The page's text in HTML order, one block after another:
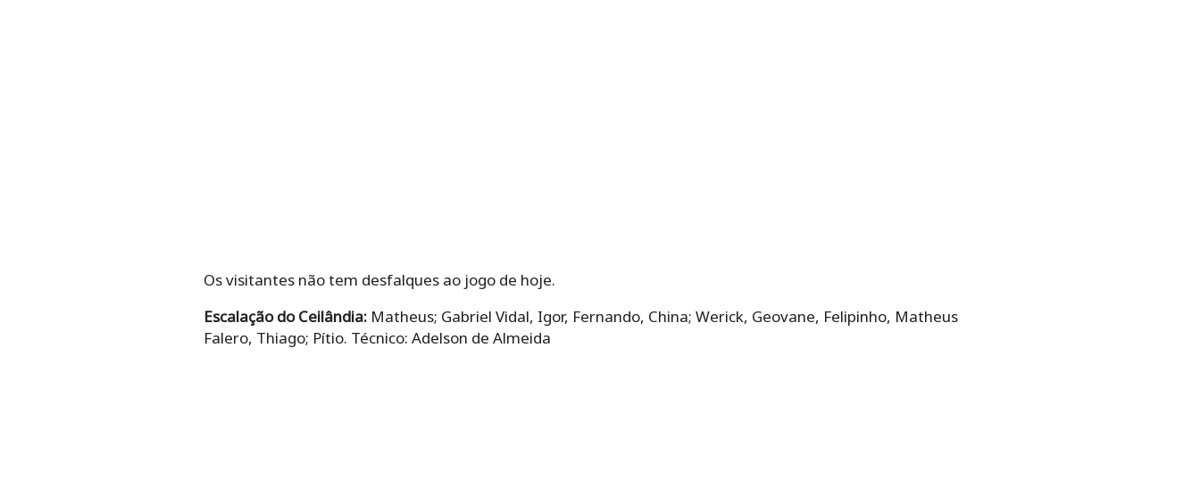
Os visitantes não tem desfalques ao jogo de hoje.
Escalação do Ceilândia:Matheus; Gabriel Vidal, Igor, Fernando, China; Werick, Geovane, Felipinho, Matheus
Falero, Thiago; Pítio. Técnico: Adelson de Almeida